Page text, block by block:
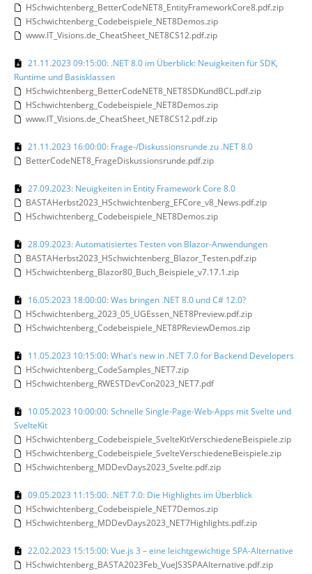
HSchwichtenberg_BetterCodeNET8_EntityFrameworkCore8.pdf.zip
HSchwichtenberg_Codebeispiele_NET8Demos.zip
www.IT_Visions.de_CheatSheet_NET8CS12.pdf.zip
21.11.2023 09:15:00: .NET 8.0 im Überblick: Neuigkeiten für SDK,
Runtime und Basisklassen
HSchwichtenberg_BetterCodeNET8_NET8SDKundBCL.pdf.zip
HSchwichtenberg_Codebeispiele_NET8Demos.zip
www.IT_Visions.de_CheatSheet_NET8CS12.pdf.zip
21.11.2023 16:00:00: Frage-/Diskussionsrunde zu .NET 8.0
BetterCodeNET8_FrageDiskussionsrunde.pdf.zip
27.09.2023: Neuigkeiten in Entity Framework Core 8.0
BASTAHerbst2023_HSchwichtenberg_EFCore_v8_News.pdf.zip
HSchwichtenberg_Codebeispiele_NET8Demos.zip
28.09.2023: Automatisiertes Testen von Blazor-Anwendungen
BASTAHerbst2023_HSchwichtenberg_Blazor_Testen.pdf.zip
HSchwichtenberg_Blazor80_Buch_Beispiele_v7.17.1.zip
16.05.2023 18:00:00: Was bringen .NET 8.0 und C# 12.0?
HSchwichtenberg_2023_05_UGEssen_NET8Preview.pdf.zip
HSchwichtenberg_Codebeispiele_NET8PReviewDemos.zip
11.05.2023 10:15:00: What's new in .NET 7.0 for Backend Developers
HSchwichtenberg_CodeSamples_NET7.zip
HSchwichtenberg_RWESTDevCon2023_NET7.pdf
10.05.2023 10:00:00: Schnelle Single-Page-Web-Apps mit Svelte und
SvelteKit
HSchwichtenberg_Codebeispiele_SvelteKitVerschiedeneBeispiele.zip
HSchwichtenberg_Codebeispiele_SvelteVerschiedeneBeispiele.zip
HSchwichtenberg_MDDevDays2023_Svelte.pdf.zip
09.05.2023 11:15:00: .NET 7.0: Die Highlights im Überblick
HSchwichtenberg_Codebeispiele_NET7Demos.zip
HSchwichtenberg_MDDevDays2023_NET7Highlights.pdf.zip
22.02.2023 15:15:00: Vue.js 3 – eine leichtgewichtige SPA-Alternative
HSchwichtenberg_BASTA2023Feb_VueJS3SPAAlternative.pdf.zip